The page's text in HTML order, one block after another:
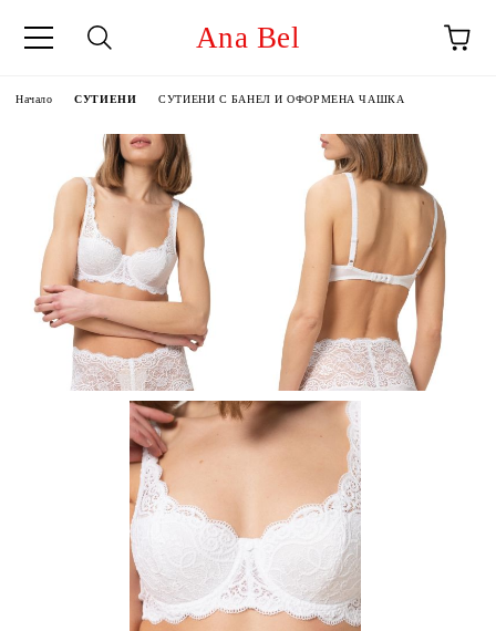
Ana Bel
Начало СУТИЕНИ СУТИЕНИ С БАНЕЛ И ОФОРМЕНА ЧАШКА